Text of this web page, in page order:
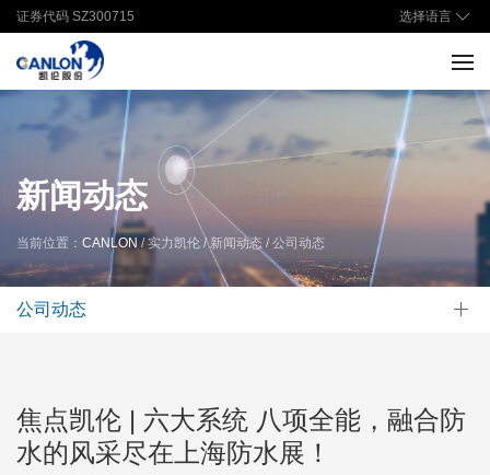
证券代码 SZ300715 选择语言
新闻动态
当前位置： CANLON / 实力凯伦 / 新闻动态 / 公司动态
公司动态
焦点凯伦 | 六大系统 八项全能，融合防
水的风采尽在上海防水展！